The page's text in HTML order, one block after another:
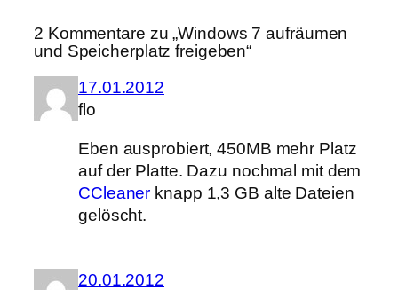
2 Kommentare zu „Windows 7 aufräumen
und Speicherplatz freigeben“
17.01.2012
flo
Eben ausprobiert, 450MB mehr Platz
auf der Platte. Dazu nochmal mit dem
CCleaner knapp 1,3 GB alte Dateien
gelöscht.
20.01.2012